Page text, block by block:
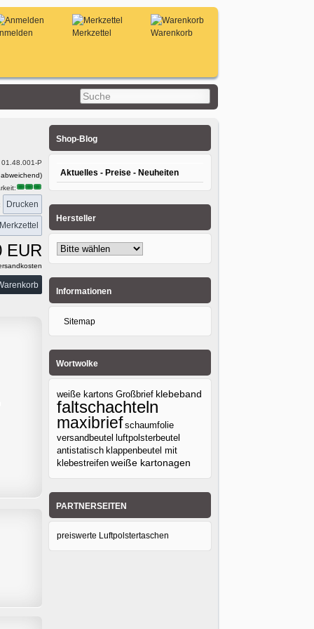
Warenkorb
Merkzettel
01.48.001-P
Drucken
EUR
Shop-Blog
Aktuelles - Preise - Neuheiten
Hersteller
Informationen
Sitemap
Wortwolke
weiße kartons Großbrief klebeband
faltschachteln
maxibrief schaumfolie
versandbeutel luftpolsterbeutel
antistatisch klappenbeutel mit
klebestreifen weiße kartonagen
PARTNERSEITEN
preiswerte Luftpolstertaschen